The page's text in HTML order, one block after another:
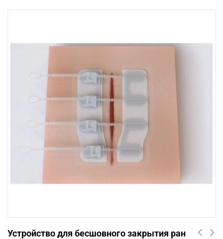
Устройство для бесшовного закрытия ран